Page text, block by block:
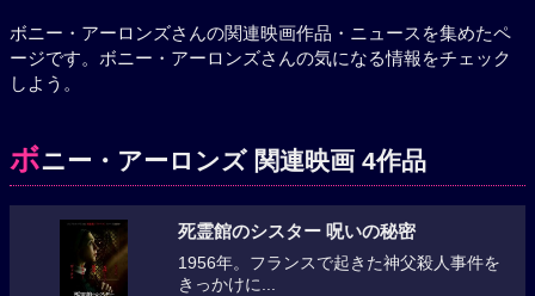
ボニー・アーロンズさんの関連映画作品・ニュースを集めたペ
ージです。ボニー・アーロンズさんの気になる情報をチェック
しよう。
ボニー・アーロンズ 関連映画 4作品
死霊館のシスター 呪いの秘密
1956年。フランスで起きた神父殺人事件を
きっかけに...